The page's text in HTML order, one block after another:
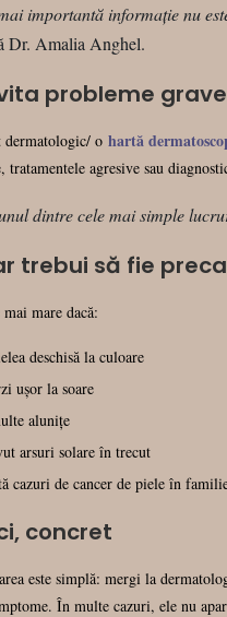
importantă informație nu
Dr. Amalia Anghel.
probleme
dermatologic/ o hartă
tratamentele agresive sau
dintre cele mai simple
trebui să fie
mare dacă:
deschisă la culoare
ușor la soare
alunițe
arsuri solare în trecut
cazuri de cancer de piele în
concret
este simplă: mergi la
În multe cazuri, ele nu